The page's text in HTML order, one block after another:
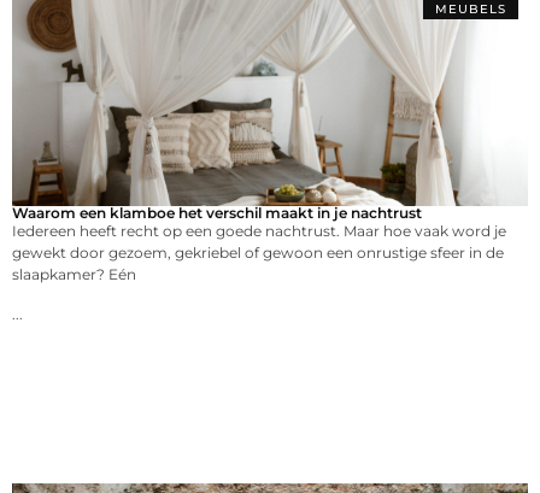
MEUBELS
Waarom een klamboe het verschil maakt in je nachtrust
Iedereen heeft recht op een goede nachtrust. Maar hoe vaak word je
gewekt door gezoem, gekriebel of gewoon een onrustige sfeer in de
slaapkamer? Eén